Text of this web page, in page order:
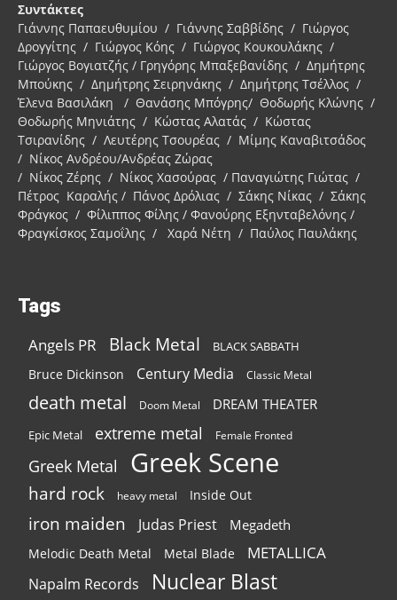
Συντάκτες
Γιάννης Παπαευθυμίου / Γιάννης Σαββίδης / Γιώργος
Δρογγίτης / Γιώργος Κόης / Γιώργος Κουκουλάκης /
Γιώργος Βογιατζής / Γρηγόρης Μπαξεβανίδης / Δημήτρης
Μπούκης / Δημήτρης Σειρηνάκης / Δημήτρης Τσέλλος /
Έλενα Βασιλάκη / Θανάσης Μπόγρης/ Θοδωρής Κλώνης /
Θοδωρής Μηνιάτης / Κώστας Αλατάς / Κώστας
Τσιρανίδης / Λευτέρης Τσουρέας / Μίμης Καναβιτσάδος
/ Νίκος Ανδρέου/Ανδρέας Ζώρας
/ Νίκος Ζέρης / Νίκος Χασούρας / Παναγιώτης Γιώτας /
Πέτρος Καραλής / Πάνος Δρόλιας / Σάκης Νίκας / Σάκης
Φράγκος / Φίλιππος Φίλης / Φανούρης Εξηνταβελόνης /
Φραγκίσκος Σαμοΐλης / Χαρά Νέτη / Παύλος Παυλάκης
Tags
Angels PR Black Metal BLACK SABBATH
Bruce Dickinson Century Media Classic Metal
death metal Doom Metal DREAM THEATER
Epic Metal extreme metal Female Fronted
Greek Metal Greek Scene
hard rock heavy metal Inside Out
iron maiden Judas Priest Megadeth
Melodic Death Metal Metal Blade METALLICA
Napalm Records Nuclear Blast